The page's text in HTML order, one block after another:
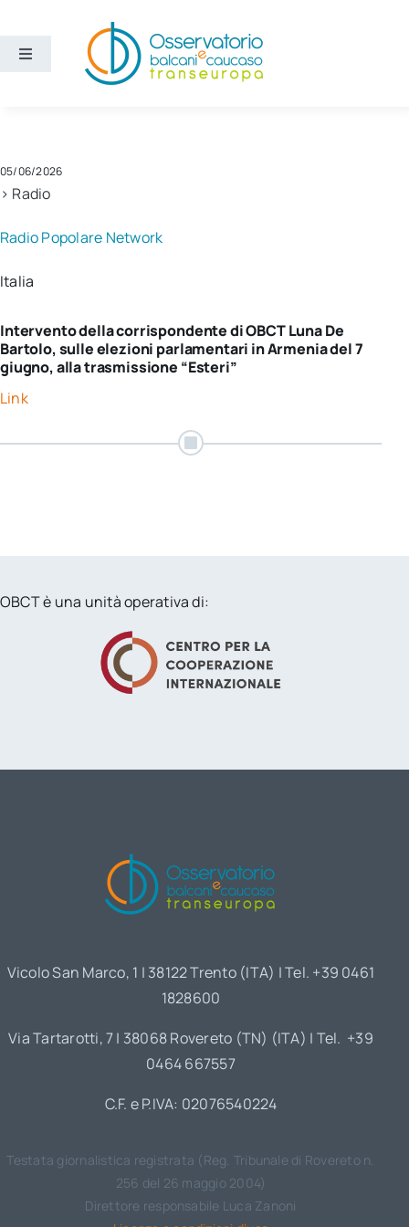
contenuto
Toggle
Temi
Sezioni
Chi siamo
Cerca
05/06/2026
> Radio
Radio Popolare Network
Italia
Intervento della corrispondente di OBCT Luna De
Bartolo, sulle elezioni parlamentari in Armenia del 7
giugno, alla trasmissione “Esteri”
Link
OBCT è una unità operativa di:
Vicolo San Marco, 1 | 38122 Trento (ITA) | Tel. +39 0461
1828600
Via Tartarotti, 7 | 38068 Rovereto (TN) (ITA) | Tel. +39
0464 667557
C.F. e P.IVA: 02076540224
Testata giornalistica registrata (Reg. Tribunale di Rovereto n.
256 del 26 maggio 2004)
Direttore responsabile Luca Zanoni